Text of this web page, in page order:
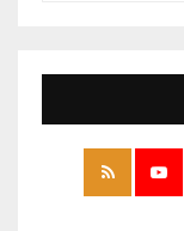
E
A